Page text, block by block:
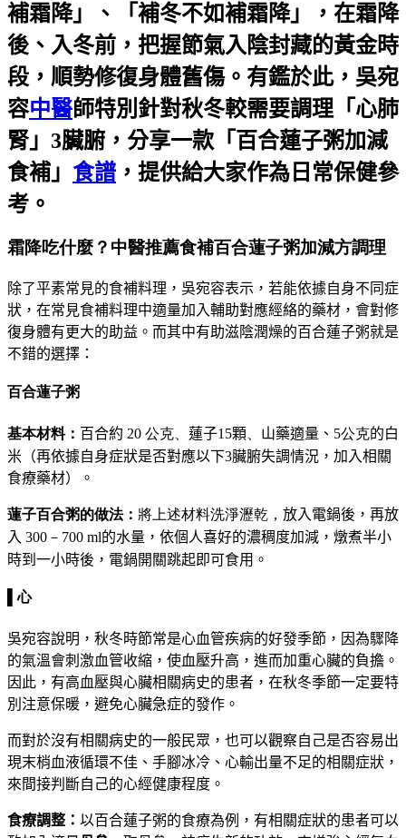
補霜降」、「補冬不如補霜降」，在霜降
後、入冬前，把握節氣入陰封藏的黃金時
段，順勢修復身體舊傷。有鑑於此，吳宛
容中醫師特別針對秋冬較需要調理「心肺
腎」3臟腑，分享一款「百合蓮子粥加減
食補」 食譜 ，提供給大家作為日常保健參
考。
霜降吃什麼？中醫推薦食補百合蓮子粥加減方調理
除了平素常見的食補料理，吳宛容表示，若能依據自身不同症
狀，在常見食補料理中適量加入輔助對應經絡的藥材，會對修
復身體有更大的助益。而其中有助滋陰潤燥的百合蓮子粥就是
不錯的選擇：
百合蓮子粥
基本材料： 百合約 20 公克、 蓮子15顆 山藥適量、 5公克的白
米（再依據自身症狀是否對應以下3臟腑失調情況，加入相關
食療藥材） 。
蓮子百合粥的做法： 將上述材料洗淨瀝乾， 放入電鍋後，再放
入 300－700 ml的水量，依個人喜好的濃稠度加減，燉煮半小
時到一小時後，電鍋開關跳起即可食用。
▌心
吳宛容說明， 秋冬時節常是心血管疾病的好發季節，因為驟降
的氣溫會刺激血管收縮，使血壓升高，進而加重心臟的負擔。
因此，有高血壓與心臟相關病史的患者，在秋冬季節一定要特
別注意保暖，避免心臟急症的發作。
而對於沒有相關病史的一般民眾，也可以觀察自己是否容易出
現末梢血液循環不佳、 手腳冰冷、心輸出量不足的相關症狀，
來間接判斷自己的心經健康程度。
食療調整： 以百合蓮子粥的食療為例，有相關症狀的患者可以